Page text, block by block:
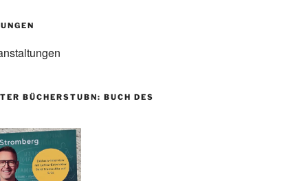
BÜCHERSTUBN: BUCH DES